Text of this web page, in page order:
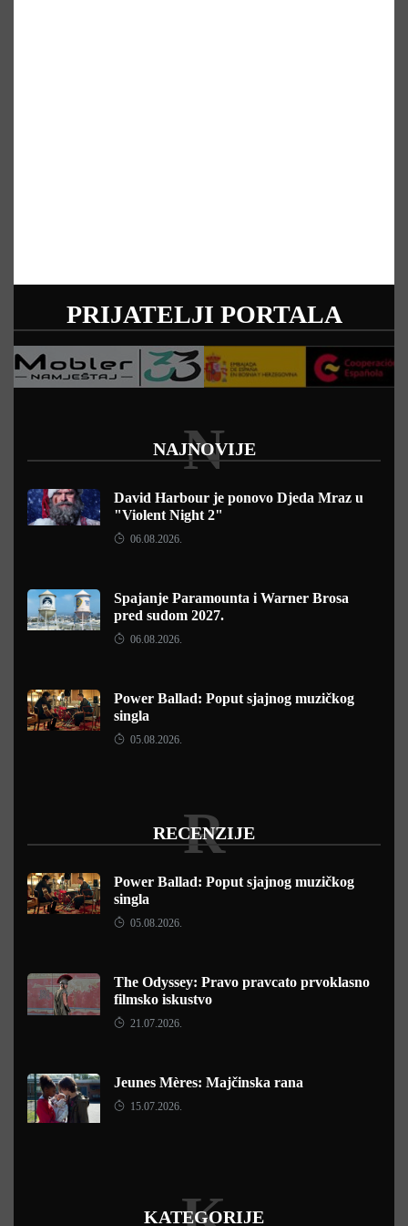
PRIJATELJI PORTALA
NAJNOVIJE
N
David Harbour je ponovo Djeda Mraz u
"Violent Night 2"
06.08.2026.
Spajanje Paramounta i Warner Brosa
pred sudom 2027.
06.08.2026.
Power Ballad: Poput sjajnog muzičkog
singla
05.08.2026.
RECENZIJE
R
Power Ballad: Poput sjajnog muzičkog
singla
05.08.2026.
The Odyssey: Pravo pravcato prvoklasno
filmsko iskustvo
21.07.2026.
Jeunes Mères: Majčinska rana
15.07.2026.
KATEGORIJE